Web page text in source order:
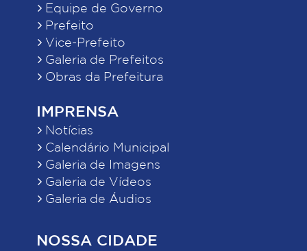
Equipe de Governo
Prefeito
Vice-Prefeito
Galeria de Prefeitos
Obras da Prefeitura
IMPRENSA
Notícias
Calendário Municipal
Galeria de Imagens
Galeria de Vídeos
Galeria de Áudios
NOSSA CIDADE